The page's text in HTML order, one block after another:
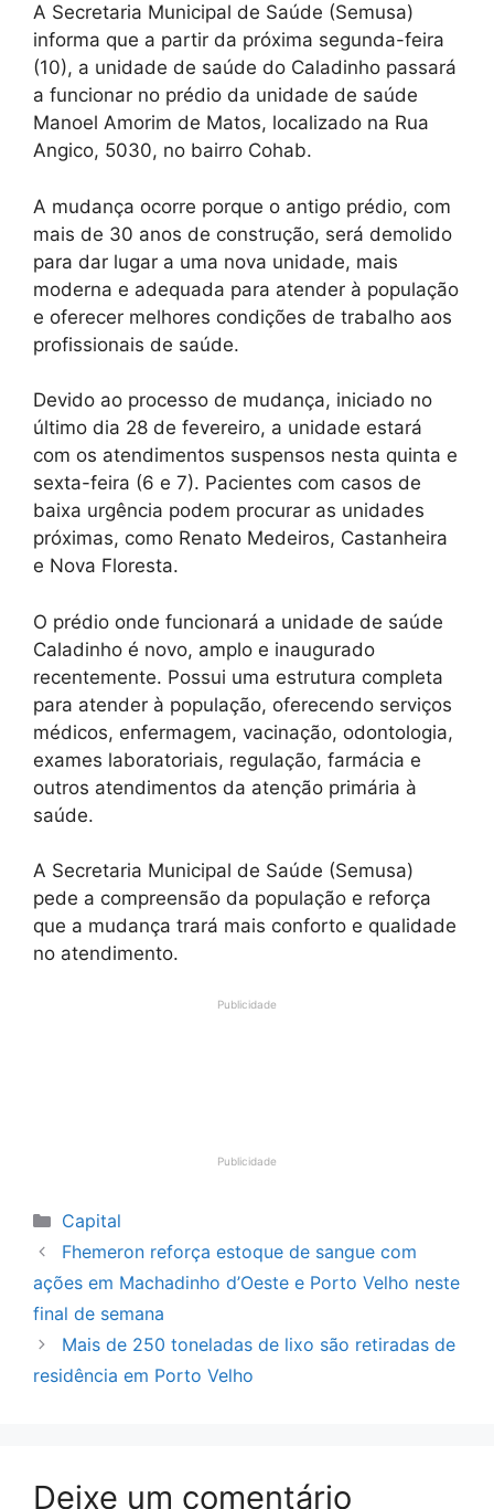
A Secretaria Municipal de Saúde (Semusa)
informa que a partir da próxima segunda-feira
(10), a unidade de saúde do Caladinho passará
a funcionar no prédio da unidade de saúde
Manoel Amorim de Matos, localizado na Rua
Angico, 5030, no bairro Cohab.
A mudança ocorre porque o antigo prédio, com
mais de 30 anos de construção, será demolido
para dar lugar a uma nova unidade, mais
moderna e adequada para atender à população
e oferecer melhores condições de trabalho aos
profissionais de saúde.
Devido ao processo de mudança, iniciado no
último dia 28 de fevereiro, a unidade estará
com os atendimentos suspensos nesta quinta e
sexta-feira (6 e 7). Pacientes com casos de
baixa urgência podem procurar as unidades
próximas, como Renato Medeiros, Castanheira
e Nova Floresta.
O prédio onde funcionará a unidade de saúde
Caladinho é novo, amplo e inaugurado
recentemente. Possui uma estrutura completa
para atender à população, oferecendo serviços
médicos, enfermagem, vacinação, odontologia,
exames laboratoriais, regulação, farmácia e
outros atendimentos da atenção primária à
saúde.
A Secretaria Municipal de Saúde (Semusa)
pede a compreensão da população e reforça
que a mudança trará mais conforto e qualidade
no atendimento.
Publicidade
Publicidade
Categorias
Capital
Fhemeron reforça estoque de sangue com
ações em Machadinho d’Oeste e Porto Velho neste
final de semana
Mais de 250 toneladas de lixo são retiradas de
residência em Porto Velho
Deixe um comentário